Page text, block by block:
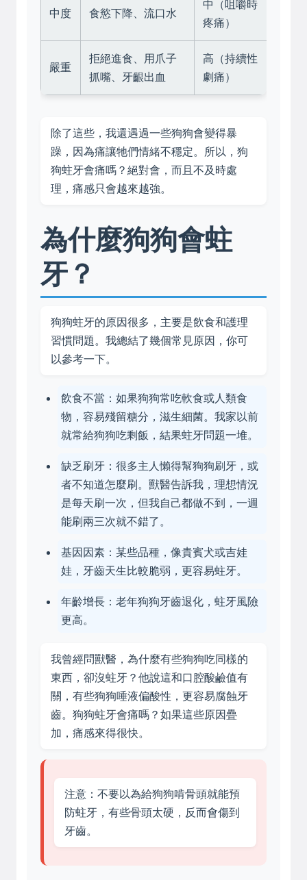
中度 食慾下降、流口水
中（咀嚼時
疼痛）
嚴重
拒絕進食、用爪子
抓嘴、牙齦出血
高（持續性
劇痛）
除了這些，我還遇過一些狗狗會變得暴
躁，因為痛讓牠們情緒不穩定。所以，狗
狗蛀牙會痛嗎？絕對會，而且不及時處
理，痛感只會越來越強。
為什麼狗狗會蛀
牙？
狗狗蛀牙的原因很多，主要是飲食和護理
習慣問題。我總結了幾個常見原因，你可
以參考一下。
飲食不當：如果狗狗常吃軟食或人類食
物，容易殘留糖分，滋生細菌。我家以前
就常給狗狗吃剩飯，結果蛀牙問題一堆。
缺乏刷牙：很多主人懶得幫狗狗刷牙，或
者不知道怎麼刷。獸醫告訴我，理想情況
是每天刷一次，但我自己都做不到，一週
能刷兩三次就不錯了。
基因因素：某些品種，像貴賓犬或吉娃
娃，牙齒天生比較脆弱，更容易蛀牙。
年齡增長：老年狗狗牙齒退化，蛀牙風險
更高。
我曾經問獸醫，為什麼有些狗狗吃同樣的
東西，卻沒蛀牙？他說這和口腔酸鹼值有
關，有些狗狗唾液偏酸性，更容易腐蝕牙
齒。狗狗蛀牙會痛嗎？如果這些原因疊
加，痛感來得很快。
注意：不要以為給狗狗啃骨頭就能預
防蛀牙，有些骨頭太硬，反而會傷到
牙齒。